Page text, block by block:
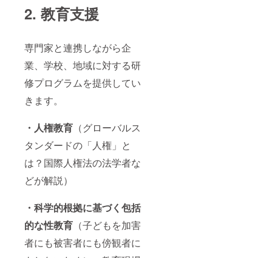
2. 教育支援
専門家と連携しながら企
業、学校、地域に対する研
修プログラムを提供してい
きます。
・人権教育 （グローバルス
タンダードの「人権」と
は？国際人権法の法学者な
どが解説）
・科学的根拠に基づく包括
的な性教育 （子どもを加害
者にも被害者にも傍観者に